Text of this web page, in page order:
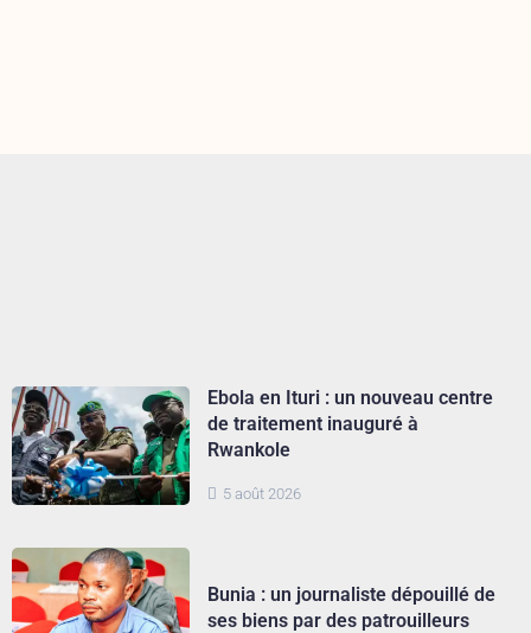
5 août 2026
Ebola en Ituri : un nouveau centre
de traitement inauguré à
Rwankole
Bunia : un journaliste dépouillé de
ses biens par des patrouilleurs